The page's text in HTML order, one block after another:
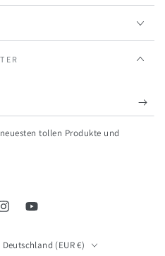
tollen Produkte und
InstagramYouTube
Deutschland (EUR €)